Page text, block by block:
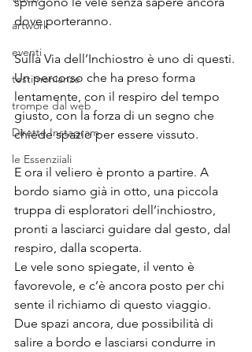
artwork
eventi
testimonianze
trompe dal web
Dirette Instagram
le Essenziiali
dove porteranno.
Sulla Via dell’Inchiostro è uno di questi.
Un percorso che ha preso forma
lentamente, con il respiro del tempo
giusto, con la forza di un segno che
chiede spazio per essere vissuto.
E ora il veliero è pronto a partire. A
bordo siamo già in otto, una piccola
truppa di esploratori dell’inchiostro,
pronti a lasciarci guidare dal gesto, dal
respiro, dalla scoperta.
Le vele sono spiegate, il vento è
favorevole, e c’è ancora posto per chi
sente il richiamo di questo viaggio.
Due spazi ancora, due possibilità di
salire a bordo e lasciarsi condurre in